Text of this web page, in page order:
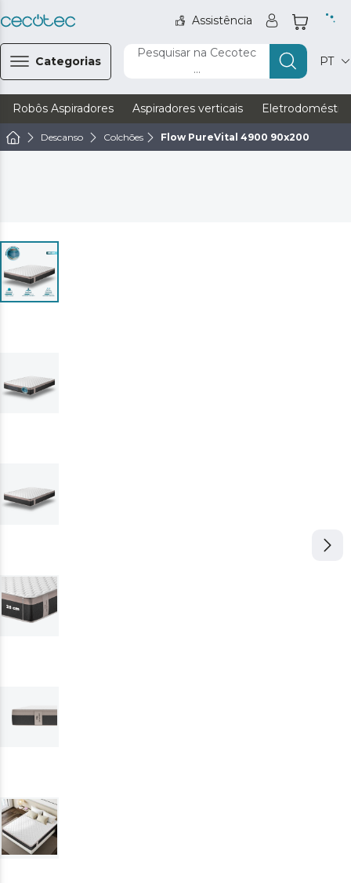
Assistência
Categorias
Pesquisar na Cecotec
...
PT
Robôs Aspiradores Aspiradores verticais
Descanso Colchões Flow PureVital 4900 90x200